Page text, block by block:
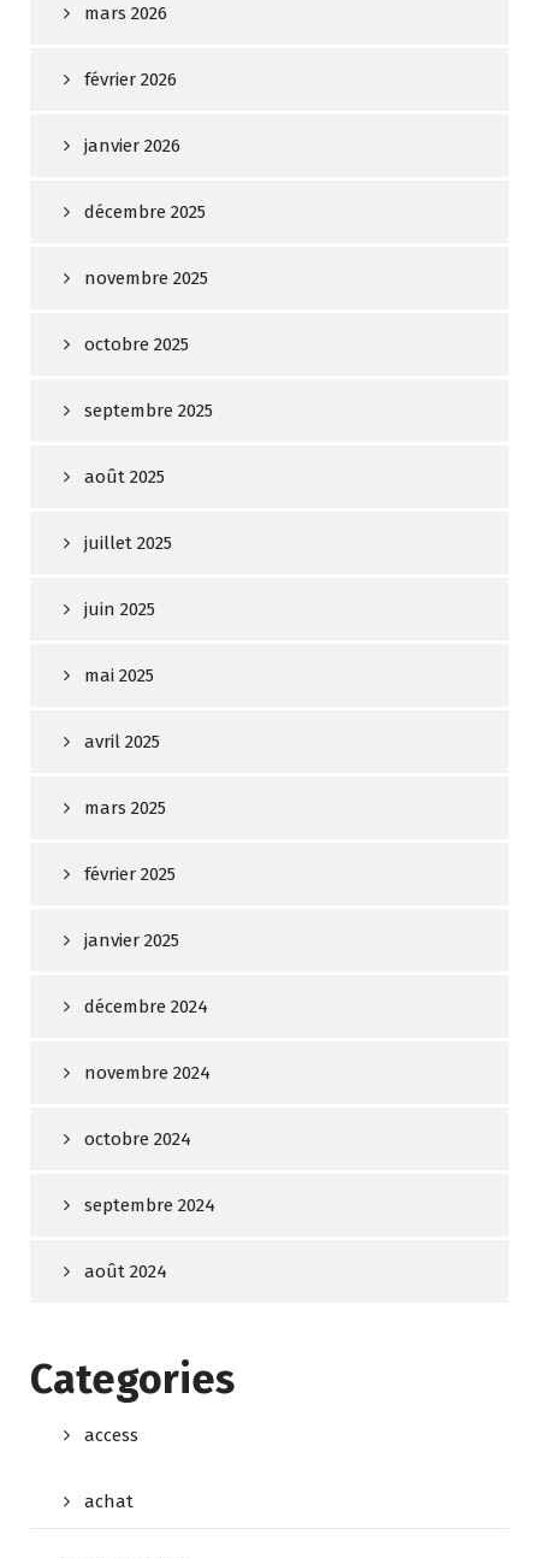
mars 2026
février 2026
janvier 2026
décembre 2025
novembre 2025
octobre 2025
septembre 2025
août 2025
juillet 2025
juin 2025
mai 2025
avril 2025
mars 2025
février 2025
janvier 2025
décembre 2024
novembre 2024
octobre 2024
septembre 2024
août 2024
Categories
access
achat